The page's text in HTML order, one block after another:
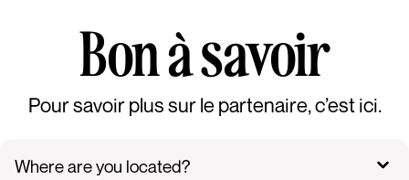
Bon à savoir
Pour savoir plus sur le partenaire, c’est ici.
Where are you located?